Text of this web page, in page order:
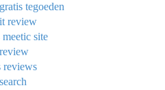
tegoeden
review
site
reviews